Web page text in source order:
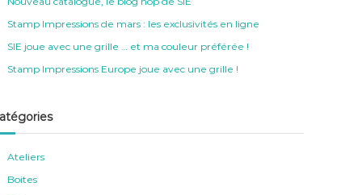
Stamp Impressions de mars : les exclusivités en ligne
SIE joue avec une grille … et ma couleur préférée !
Stamp Impressions Europe joue avec une grille !
Ateliers
Boites